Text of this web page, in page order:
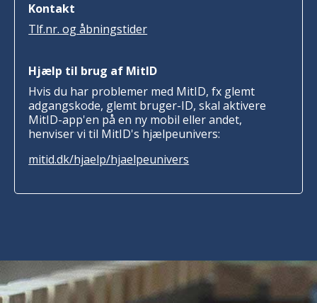
Kontakt
Tlf.nr. og åbningstider
Hjælp til brug af MitID
Hvis du har problemer med MitID, fx glemt
adgangskode, glemt bruger-ID, skal aktivere
MitID-app'en på en ny mobil eller andet,
henviser vi til MitID's hjælpeunivers:
mitid.dk/hjaelp/hjaelpeunivers